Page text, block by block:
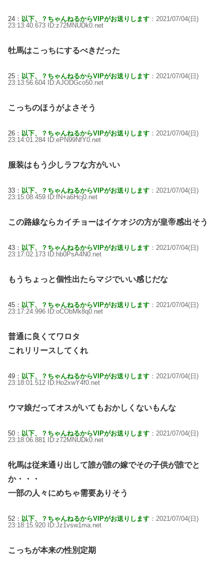
24： 以下、？ちゃんねるからVIPがお送りします ：2021/07/04(日)
23:13:40.673 ID:z72MNUDk0.net
牡馬はこっちにするべきだった
25： 以下、？ちゃんねるからVIPがお送りします ：2021/07/04(日)
23:13:56.604 ID:AJODGco50.net
こっちのほうがよさそう
26： 以下、？ちゃんねるからVIPがお送りします ：2021/07/04(日)
23:14:01.284 ID:ePN99NfY0.net
服装はもう少しラフな方がいい
33： 以下、？ちゃんねるからVIPがお送りします ：2021/07/04(日)
23:15:08.459 ID:fN+a6Hcj0.net
この路線ならカイチョーはイケオジの方が皇帝感出そう
43： 以下、？ちゃんねるからVIPがお送りします ：2021/07/04(日)
23:17:02.173 ID:hb0PsA4N0.net
もうちょっと個性出たらマジでいい感じだな
45： 以下、？ちゃんねるからVIPがお送りします ：2021/07/04(日)
23:17:24.996 ID:oCObMk8q0.net
普通に良くてワロタ
これリリースしてくれ
49： 以下、？ちゃんねるからVIPがお送りします ：2021/07/04(日)
23:18:01.512 ID:Ho2xwY4f0.net
ウマ娘だってオスがいてもおかしくないもんな
50： 以下、？ちゃんねるからVIPがお送りします ：2021/07/04(日)
23:18:06.881 ID:z72MNUDk0.net
牝馬は従来通り出して誰が誰の嫁でその子供が誰でと
か・・・
一部の人々にめちゃ需要ありそう
52： 以下、？ちゃんねるからVIPがお送りします ：2021/07/04(日)
23:18:15.920 ID:Jz1vsw1ma.net
こっちが本来の性別定期